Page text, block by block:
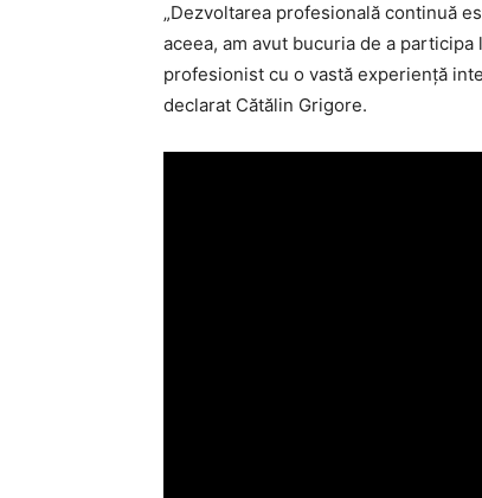
„Dezvoltarea profesională continuă
aceea, am avut bucuria de a
profesionist cu o vastă experiență
declarat Cătălin Grigore.